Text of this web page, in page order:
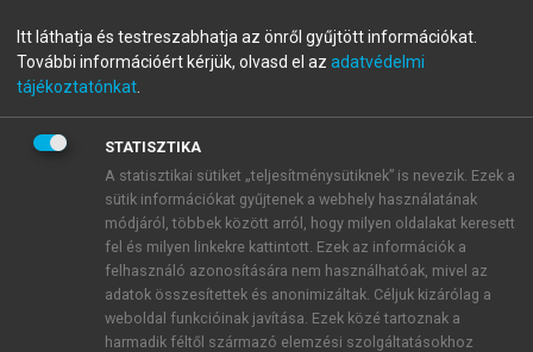
fiókoddal,vagy hozz létre új fiókot.
A regisztráció után apróbaidőszakautomatikusan
BELÉPÉS SAJÁT FIÓKKAL
ÚJ FIÓK LÉTREHOZÁSA
1 óra díjmentes hozzáférés
E-MAIL-CÍM
Itt láthatja és testreszabhatja az önről gyűjtött információkat.
További információért kérjük, olvasd el az adatvédelmi
tájékoztatónkat
STATISZTIKA
A statisztikai sütiket „teljesítménysütiknek” is nevezik. Ezek a
sütik információkat gyűjtenek a webhely használatának
módjáról, többek között arról, hogy milyen oldalakat keresett
fel és milyen linkekre kattintott. Ezek az információk a
felhasználó azonosítására nem használhatóak, mivel az
adatok összesítettek és anonimizáltak. Céljuk kizárólag a
weboldal funkcióinak javítása. Ezek közé tartoznak a
harmadik féltől származó elemzési szolgáltatásokhoz